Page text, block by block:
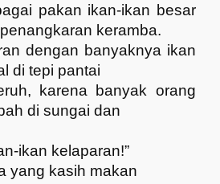
pakan ikan-ikan besar
keramba.
dengan banyaknya ikan
di tepi pantai
karena banyak orang
di sungai dan
ikan kelaparan!”
yang kasih makan